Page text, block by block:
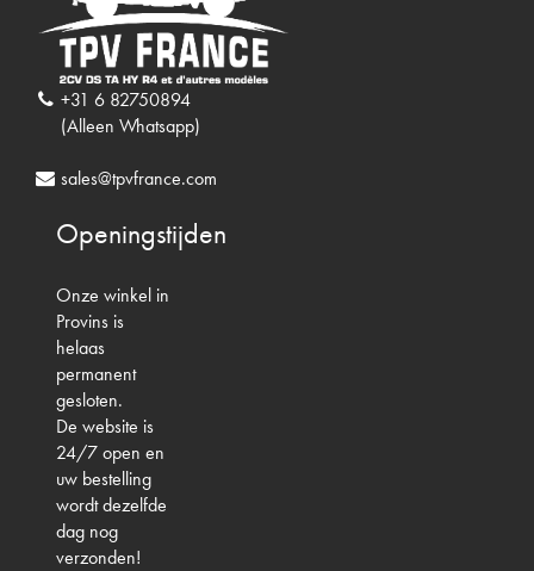
+31 6 82750894
(Alleen Whatsapp)
sales@tpvfrance.com
Openingstijden
Onze winkel in
Provins is
helaas
permanent
gesloten.
De website is
24/7 open en
uw bestelling
wordt dezelfde
dag nog
verzonden!